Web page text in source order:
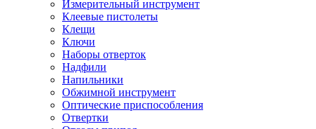
Измерительный инструмент
Клеевые пистолеты
Клещи
Ключи
Наборы отверток
Надфили
Напильники
Обжимной инструмент
Оптические приспособления
Отвертки